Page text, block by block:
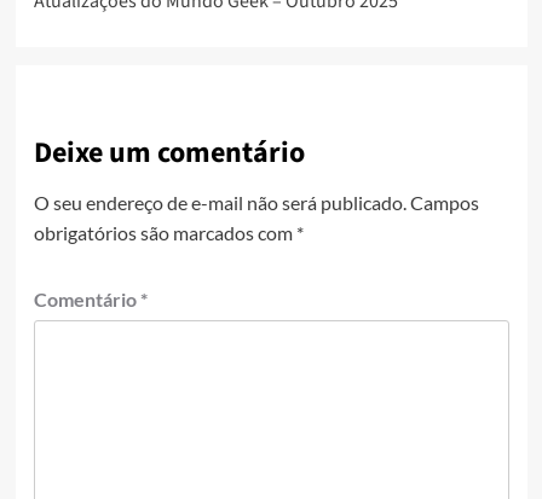
Deixe um comentário
O seu endereço de e-mail não será publicado. Campos
obrigatórios são marcados com *
Comentário *